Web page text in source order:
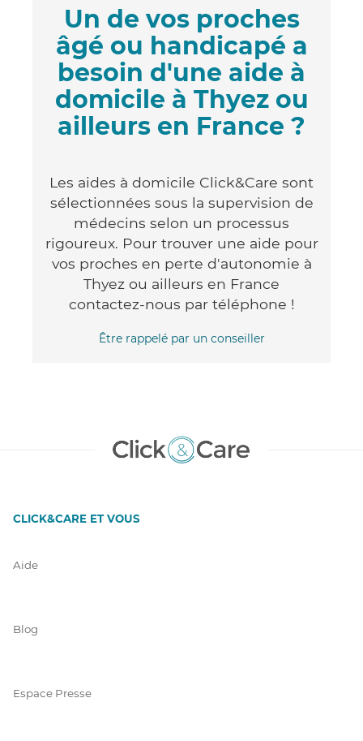
Un de vos proches
âgé ou handicapé a
besoin d'une aide à
domicile à Thyez ou
ailleurs en France ?
Les aides à domicile Click&Care sont
sélectionnées sous la supervision de
médecins selon un processus
rigoureux. Pour trouver une aide pour
vos proches en perte d'autonomie à
Thyez ou ailleurs en France
contactez-nous par téléphone !
Être rappelé par un conseiller
CLICK&CARE ET VOUS
Aide
Blog
Espace Presse